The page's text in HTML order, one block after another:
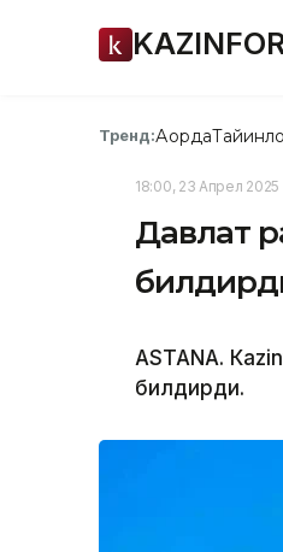
Тренд:Ақорда
18:00, 23 Апрел 2025
Давлат
ASTANА.
билдирди.